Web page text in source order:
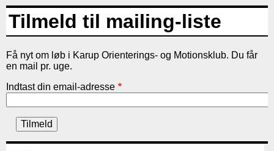
Tilmeld til mailing-liste
Få nyt om løb i Karup Orienterings- og Motionsklub. Du får
en mail pr. uge.
Indtast din email-adresse